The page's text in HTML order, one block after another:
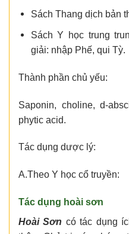
Sách Thang dịch bản
Sách Y học trung
giải: nhập Phế, qui Tỳ.
Thành phần chủ yếu:
Saponin, choline, d-
phytic acid.
Tác dụng dược lý:
A.Theo Y học cổ truyền:
Tác dụng hoài sơn
Hoài Sơn có tác dụng